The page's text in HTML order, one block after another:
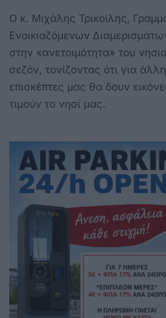
Ο κ. Μιχάλης Τρικοίλης,
Ενοικιαζόμενων
στην «ανετοιμότητα» του
σεζόν, τονίζοντας ότι για
επισκέπτες μας θα δουν
τιμούν το νησί μας.